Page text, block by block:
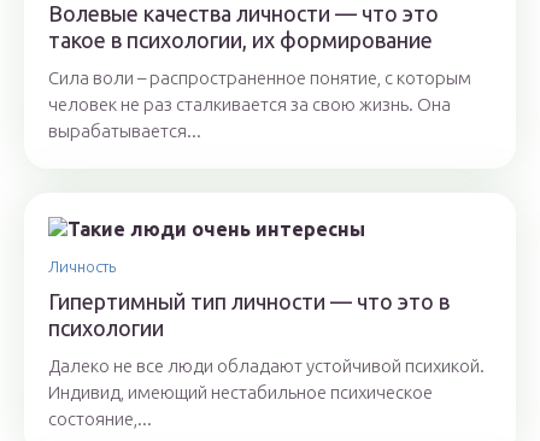
Волевые качества личности — что это
такое в психологии, их формирование
Сила воли – распространенное понятие, с которым
человек не раз сталкивается за свою жизнь. Она
вырабатывается...
Личность
Гипертимный тип личности — что это в
психологии
Далеко не все люди обладают устойчивой психикой.
Индивид, имеющий нестабильное психическое
состояние,...